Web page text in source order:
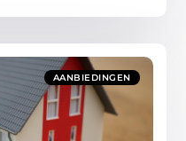
AANBIEDINGEN